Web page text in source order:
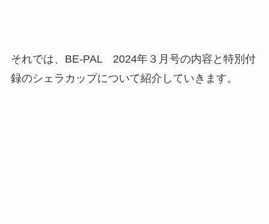
それでは、BE-PAL 2024年３月号の内容と特別付
録のシェラカップについて紹介していきます。